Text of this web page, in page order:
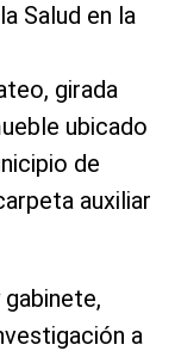
Salud en la
girada
ubicado
de
auxiliar
a